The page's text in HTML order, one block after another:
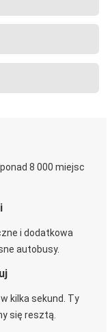
8 000 miejsc
i dodatkowa
autobusy.
kilka sekund. Ty
się resztą.